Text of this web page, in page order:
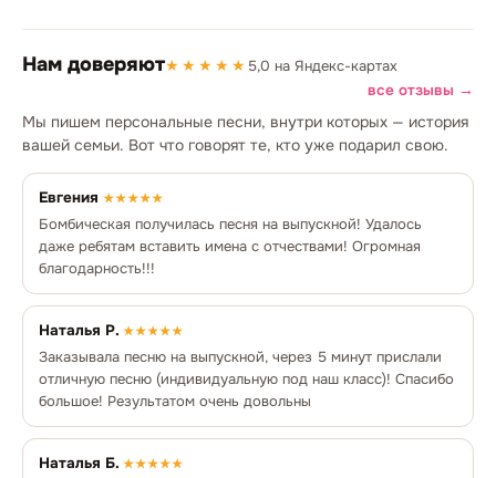
Нам доверяют★★★★★ 5,0 на Яндекс-картах
все отзывы →
Мы пишем персональные песни, внутри которых — история
вашей семьи. Вот что говорят те, кто уже подарил свою.
Евгения ★★★★★
Бомбическая получилась песня на выпускной! Удалось
даже ребятам вставить имена с отчествами! Огромная
благодарность!!!
Наталья Р. ★★★★★
Заказывала песню на выпускной, через 5 минут прислали
отличную песню (индивидуальную под наш класс)! Спасибо
большое! Результатом очень довольны
Наталья Б. ★★★★★